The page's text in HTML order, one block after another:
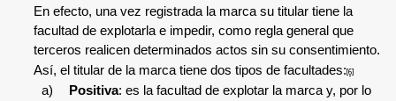
En efecto, una vez registrada la marca su titular tiene la
facultad de explotarla e impedir, como regla general que
terceros realicen determinados actos sin su consentimiento.
Así, el titular de la marca tiene dos tipos de facultades:[6]
a) Positiva: es la facultad de explotar la marca y, por lo